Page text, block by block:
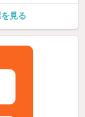
見る